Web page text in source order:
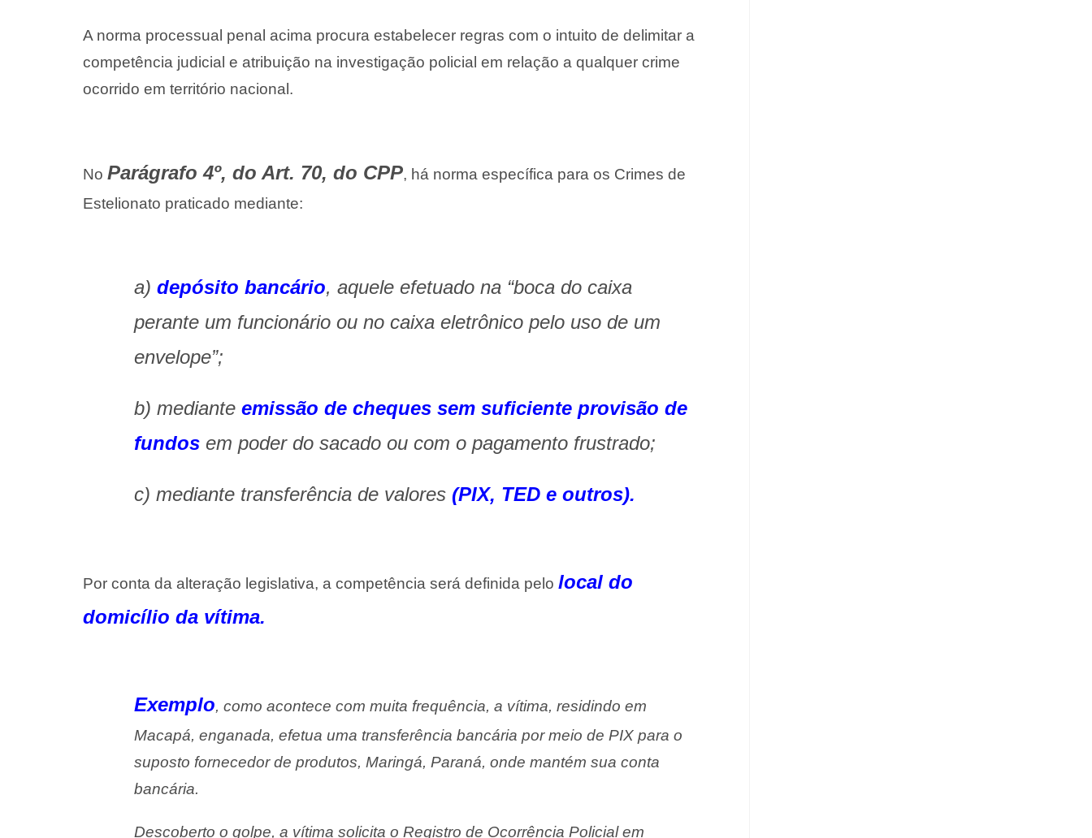
A norma processual penal acima procura estabelecer regras com o intuito de delimitar a
competência judicial e atribuição na investigação policial em relação a qualquer crime
ocorrido em território nacional.
No Parágrafo 4º, do Art. 70, do CPP, há norma específica para os Crimes de
Estelionato praticado mediante:
a) depósito bancário, aquele efetuado na “boca do caixa
perante um funcionário ou no caixa eletrônico pelo uso de um
envelope”;
b) mediante emissão de cheques sem suficiente provisão de
fundos em poder do sacado ou com o pagamento frustrado;
c) mediante transferência de valores (PIX, TED e outros).
Por conta da alteração legislativa, a competência será definida pelo local do
domicílio da vítima.
Exemplo, como acontece com muita frequência, a vítima, residindo em
Macapá, enganada, efetua uma transferência bancária por meio de PIX para o
suposto fornecedor de produtos, Maringá, Paraná, onde mantém sua conta
bancária.
Descoberto o golpe, a vítima solicita o Registro de Ocorrência Policial em